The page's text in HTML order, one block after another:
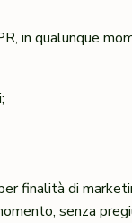
in qualunque
finalità di
senza